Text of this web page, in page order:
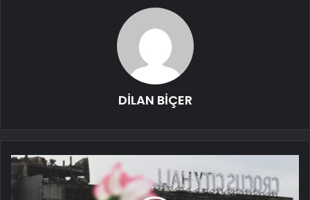
DİLAN BİÇER